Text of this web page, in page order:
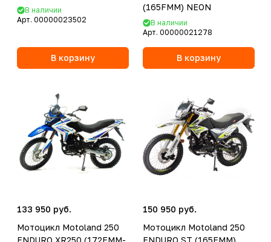
В наличии
Арт. 00000023502
В корзину
(165FMM) NEON
В наличии
Арт. 00000021278
В корзину
133 950 руб.
Мотоцикл Motoland 250
ENDURO XR250 (172FMM-
150 950 руб.
Мотоцикл Motoland 250
ENDURO ST (165FMM)